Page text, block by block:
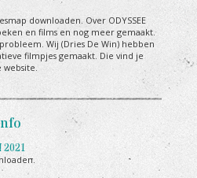
downloaden. Over ODYSSEE
en films en nog meer gemaakt.
Wij (Dries De Win) hebben
filmpjes gemaakt. Die vind je
2021